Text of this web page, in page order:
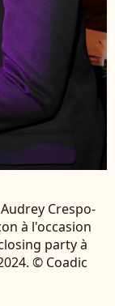
Crespo-
à l'occasion
party à
© Coadic